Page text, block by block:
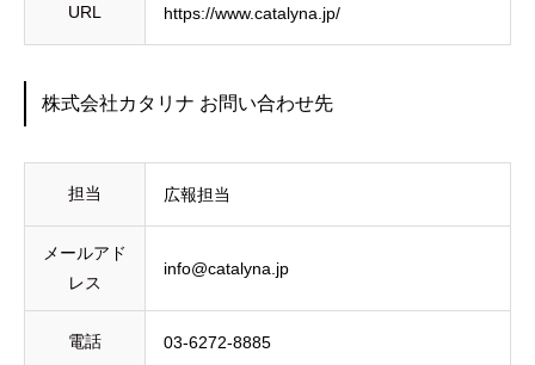
URL https://www.catalyna.jp/
株式会社カタリナ お問い合わせ先
担当 広報担当
メールアド
レス
info@catalyna.jp
電話 03-6272-8885